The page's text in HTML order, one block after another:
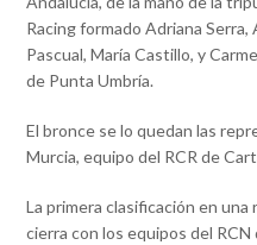
Racing formado Adriana
Pascual, María Castillo, y
de Punta Umbría.
El bronce se lo quedan las
Murcia, equipo del RCR de
La primera clasificación en
cierra con los equipos del RCN